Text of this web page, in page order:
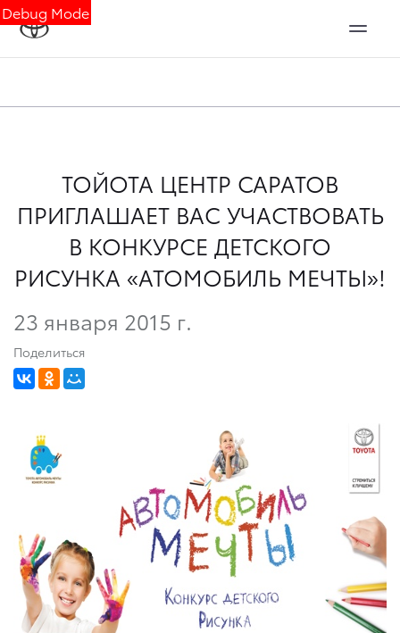
Debug Mode
ТОЙОТА ЦЕНТР САРАТОВ
ПРИГЛАШАЕТ ВАС УЧАСТВОВАТЬ
В КОНКУРСЕ ДЕТСКОГО
РИСУНКА «АТОМОБИЛЬ МЕЧТЫ»!
23 января 2015 г.
Поделиться